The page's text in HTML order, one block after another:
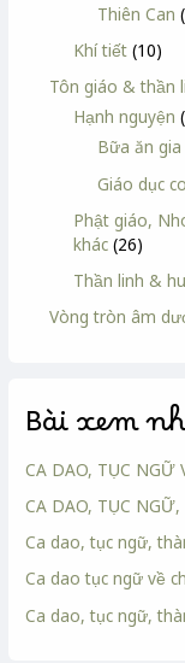
Thiên Can
Khí tiết (10)
Tôn giáo & thần
Hạnh nguyện
Bữa ăn gia
Giáo dục
Phật giáo,
khác (26)
Thần linh &
Vòng tròn âm
Bài xem
CA DAO, TỤC NGỮ
CA DAO, TỤC
Ca dao, tục ngữ,
Ca dao tục ngữ về
Ca dao, tục ngữ,